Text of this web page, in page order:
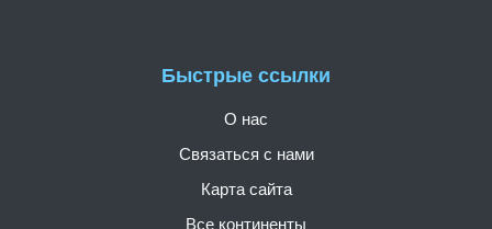
Быстрые ссылки
О нас
Связаться с нами
Карта сайта
Все континенты